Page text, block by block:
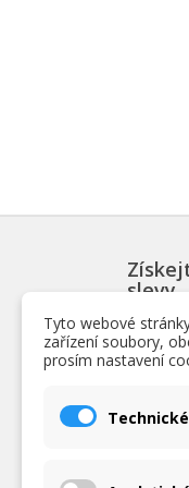
slevy
Tyto webové
zařízení soubory,
prosím nastavení